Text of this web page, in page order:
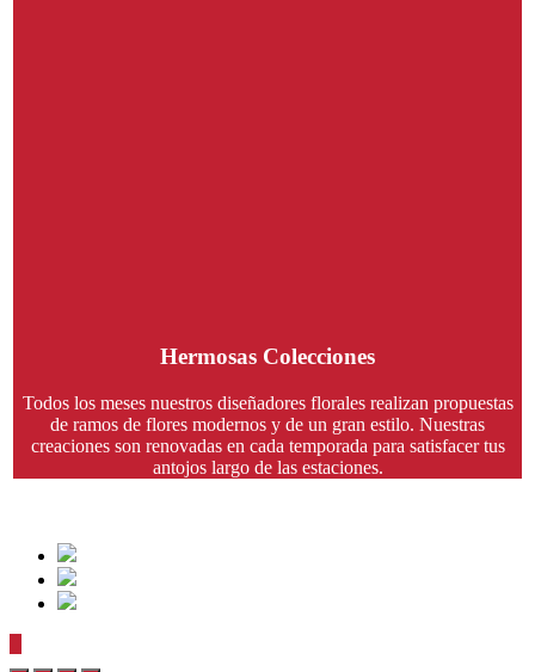
Hermosas Colecciones
Todos los meses nuestros diseñadores florales realizan propuestas
de ramos de flores modernos y de un gran estilo. Nuestras
creaciones son renovadas en cada temporada para satisfacer tus
antojos largo de las estaciones.